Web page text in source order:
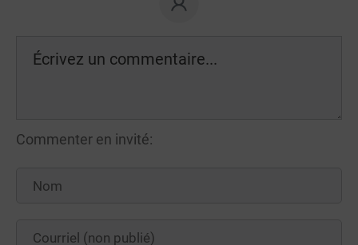
Commenter en invité: